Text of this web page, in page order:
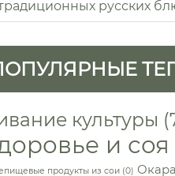
русских
культуры
и соя
продукты из сои(0) Окара